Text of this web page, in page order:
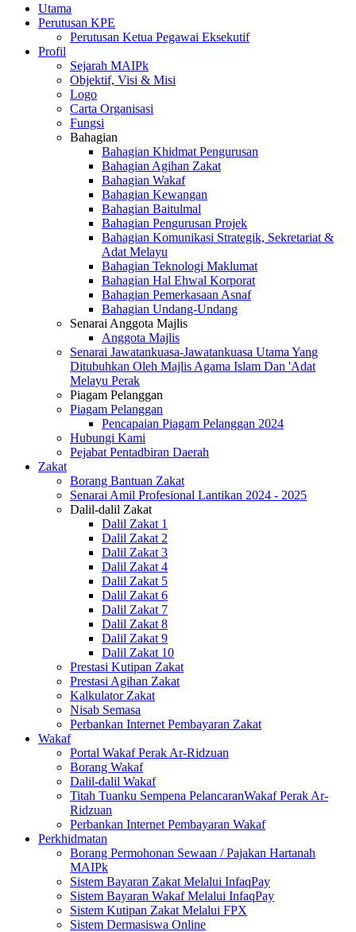
Utama
Perutusan KPE
Perutusan Ketua Pegawai Eksekutif
Profil
Sejarah MAIPk
Objektif, Visi & Misi
Logo
Carta Organisasi
Fungsi
Bahagian
Bahagian Khidmat Pengurusan
Bahagian Agihan Zakat
Bahagian Wakaf
Bahagian Kewangan
Bahagian Baitulmal
Bahagian Pengurusan Projek
Bahagian Komunikasi Strategik, Sekretariat &
Adat Melayu
Bahagian Teknologi Maklumat
Bahagian Hal Ehwal Korporat
Bahagian Pemerkasaan Asnaf
Bahagian Undang-Undang
Senarai Anggota Majlis
Anggota Majlis
Senarai Jawatankuasa-Jawatankuasa Utama Yang
Ditubuhkan Oleh Majlis Agama Islam Dan 'Adat
Melayu Perak
Piagam Pelanggan
Piagam Pelanggan
Pencapaian Piagam Pelanggan 2024
Hubungi Kami
Pejabat Pentadbiran Daerah
Zakat
Borang Bantuan Zakat
Senarai Amil Profesional Lantikan 2024 - 2025
Dalil-dalil Zakat
Dalil Zakat 1
Dalil Zakat 2
Dalil Zakat 3
Dalil Zakat 4
Dalil Zakat 5
Dalil Zakat 6
Dalil Zakat 7
Dalil Zakat 8
Dalil Zakat 9
Dalil Zakat 10
Prestasi Kutipan Zakat
Prestasi Agihan Zakat
Kalkulator Zakat
Nisab Semasa
Perbankan Internet Pembayaran Zakat
Wakaf
Portal Wakaf Perak Ar-Ridzuan
Borang Wakaf
Dalil-dalil Wakaf
Titah Tuanku Sempena PelancaranWakaf Perak Ar-
Ridzuan
Perbankan Internet Pembayaran Wakaf
Perkhidmatan
Borang Permohonan Sewaan / Pajakan Hartanah
MAIPk
Sistem Bayaran Zakat Melalui InfaqPay
Sistem Bayaran Wakaf Melalui InfaqPay
Sistem Kutipan Zakat Melalui FPX
Sistem Dermasiswa Online